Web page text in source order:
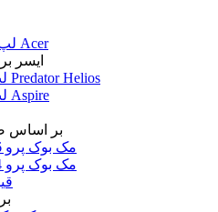
لپ تاپ گیمینگ Acer
ایسر
لپ تاپ Predator Helios
لپ تاپ Aspire
بر اساس
مک بوک پرو 16 اینچ
مک بوک پرو 14 اینچ